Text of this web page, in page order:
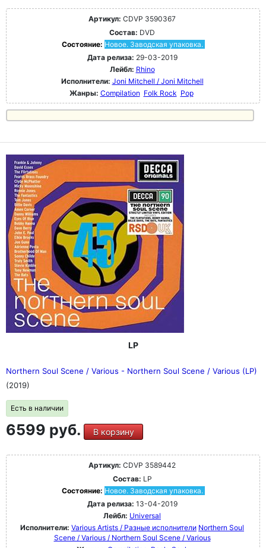
Артикул: CDVP 3590367
Состав: DVD
Состояние: Новое. Заводская упаковка.
Дата релиза: 29-03-2019
Лейбл: Rhino
Исполнители: Joni Mitchell / Joni Mitchell
Жанры: Compilation Folk Rock Pop
LP
Northern Soul Scene / Various - Northern Soul Scene / Various (LP)
(2019)
Есть в наличии
6599 руб. В корзину
Артикул: CDVP 3589442
Состав: LP
Состояние: Новое. Заводская упаковка.
Дата релиза: 13-04-2019
Лейбл: Universal
Исполнители: Various Artists / Разные исполнители Northern Soul
Scene / Various / Northern Soul Scene / Various